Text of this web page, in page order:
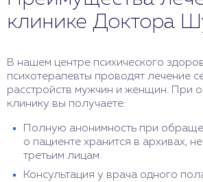
клинике Доктора
В нашем центре психического
психотерапевты проводят лечение
расстройств мужчин и женщин. При
клинику вы получаете:
Полную анонимность при
о пациенте хранится в архивах,
третьим лицам.
Консультация у врача одного